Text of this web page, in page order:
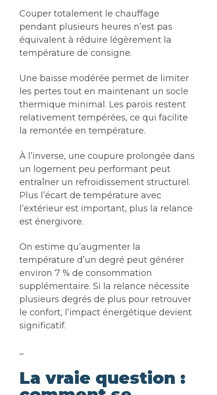
Couper totalement le chauffage
pendant plusieurs heures n’est pas
équivalent à réduire légèrement la
température de consigne.
Une baisse modérée permet de limiter
les pertes tout en maintenant un socle
thermique minimal. Les parois restent
relativement tempérées, ce qui facilite
la remontée en température.
À l’inverse, une coupure prolongée dans
un logement peu performant peut
entraîner un refroidissement structurel.
Plus l’écart de température avec
l’extérieur est important, plus la relance
est énergivore.
On estime qu’augmenter la
température d’un degré peut générer
environ 7 % de consommation
supplémentaire. Si la relance nécessite
plusieurs degrés de plus pour retrouver
le confort, l’impact énergétique devient
significatif.
La vraie question :